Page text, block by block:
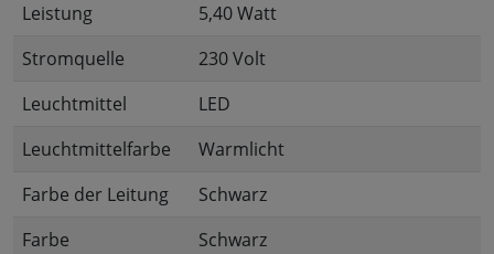
Leistung
5,40 Watt
Stromquelle
230 Volt
Leuchtmittel
LED
Leuchtmittelfarbe
Warmlicht
Farbe der Leitung
Schwarz
Farbe
Schwarz